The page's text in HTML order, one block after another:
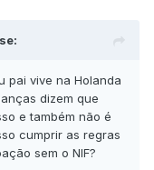
pai vive na Holanda
dizem que
e também não é
cumprir as regras
sem o NIF?